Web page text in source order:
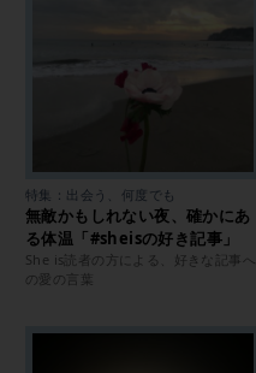
特集：出会う、何度でも
無敵かもしれない夜、確かにあ
る体温「#sheisの好き記事」
She is読者の方による、好きな記事へ
の愛の言葉